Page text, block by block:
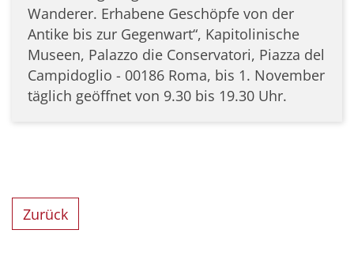
Wanderer. Erhabene Geschöpfe von der
Antike bis zur Gegenwart“, Kapitolinische
Museen, Palazzo die Conservatori, Piazza del
Campidoglio - 00186 Roma, bis 1. November
täglich geöffnet von 9.30 bis 19.30 Uhr.
Zurück